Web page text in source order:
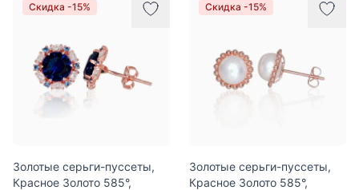
Скидка -15%
Золотые серьги-пуссеты,
Красное Золото 585°,
Скидка -15%
Золотые серьги-пуссеты,
Красное Золото 585°,